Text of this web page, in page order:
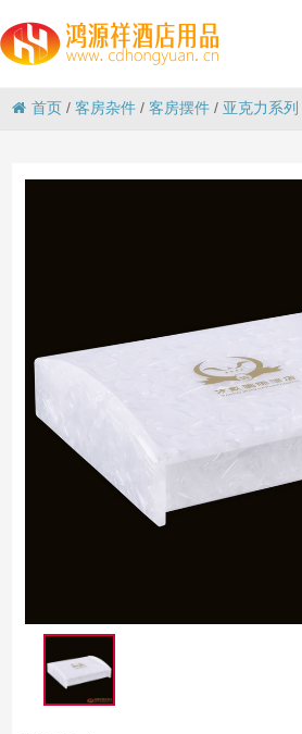
首页 /客房杂件 /客房摆件 / 亚克力系列